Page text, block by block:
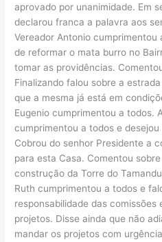
aprovado por unanimidade. Em
declarou franca a palavra aos
Vereador Antonio
de reformar o mata burro no
tomar as providências.
Finalizando falou sobre a
que a mesma já está em
Eugenio cumprimentou a todos.
cumprimentou a todos e
Cobrou do senhor Presidente a
para esta Casa. Comentou
construção da Torre do
Ruth cumprimentou a todos e
responsabilidade das
projetos. Disse ainda que não
mandar os projetos com